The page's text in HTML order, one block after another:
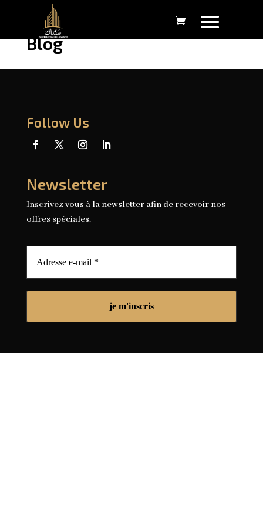
Blog
Follow Us
Newsletter
Inscrivez vous à la newsletter afin de recevoir nos
offres spéciales.